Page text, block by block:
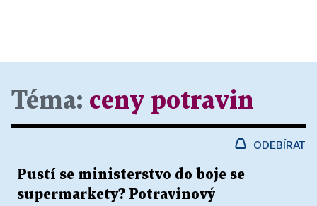
Téma: ceny potravin
ODEBÍRAT
Pustí se ministerstvo do boje se
supermarkety? Potravinový